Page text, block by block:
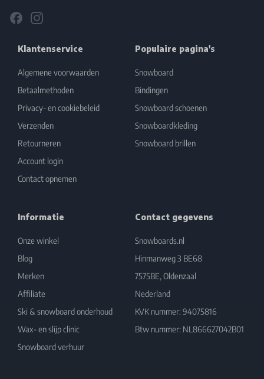
FacebookInstagram
Klantenservice
Algemene voorwaarden
Betaalmethoden
Privacy- en cookiebeleid
Verzenden
Retourneren
Account login
Contact opnemen
Populaire pagina's
Snowboard
Bindingen
Snowboard schoenen
Snowboardkleding
Snowboard brillen
Informatie
Onze winkel
Blog
Merken
Affiliate
Ski & snowboard onderhoud
Wax- en slijp clinic
Snowboard verhuur
Contact gegevens
Snowboards.nl
Hinmanweg 3 BE68
7575BE, Oldenzaal
Nederland
KVK nummer: 94075816
Btw nummer: NL866627042B01